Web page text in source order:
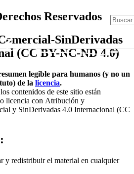
Reservados
SinDerivadas
(CC BY-NC-ND 4.0)
legible para humanos (y no un
de la licencia.
contenidos de este sitio están
licencia con Atribución y
y SinDerivadas 4.0 Internacional (CC
y redistribuir el material en cualquier